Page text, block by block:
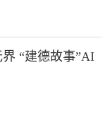
“建德故事”AI